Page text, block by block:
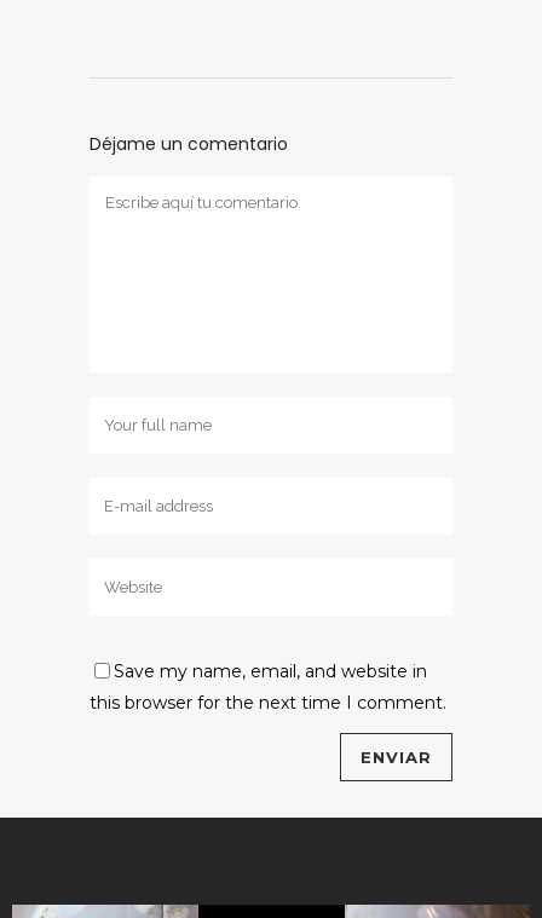
Déjame un comentario
Save my name, email, and website in
this browser for the next time I comment.